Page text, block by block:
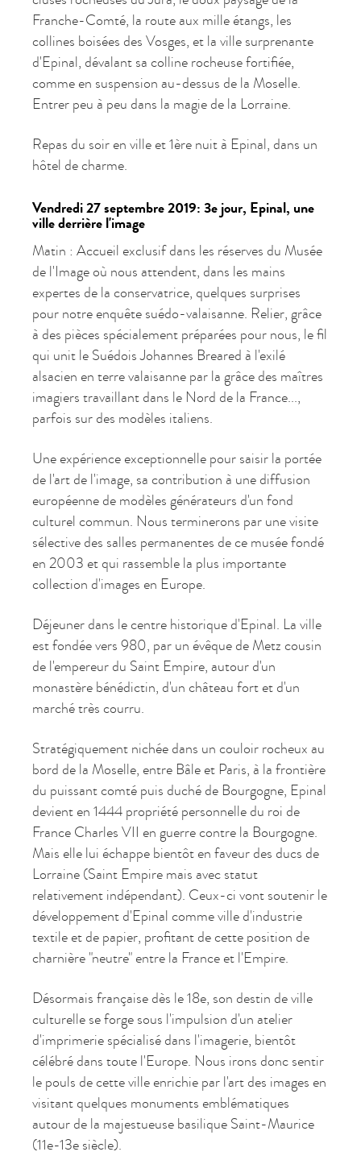
Franche-Comté, la route aux mille étangs, les
collines boisées des Vosges, et la ville surprenante
d'Epinal, dévalant sa colline rocheuse fortifiée,
comme en suspension au-dessus de la Moselle.
Entrer peu à peu dans la magie de la Lorraine.
Repas du soir en ville et 1ère nuit à Epinal, dans un
hôtel de charme.
Vendredi 27 septembre 2019: 3e jour, Epinal, une
ville derrière l'image
Matin : Accueil exclusif dans les réserves du Musée
de l'Image où nous attendent, dans les mains
expertes de la conservatrice, quelques surprises
pour notre enquête suédo-valaisanne. Relier, grâce
à des pièces spécialement préparées pour nous, le fil
qui unit le Suédois Johannes Breared à l'exilé
alsacien en terre valaisanne par la grâce des maîtres
imagiers travaillant dans le Nord de la France...,
parfois sur des modèles italiens.
Une expérience exceptionnelle pour saisir la portée
de l'art de l'image, sa contribution à une diffusion
européenne de modèles générateurs d'un fond
culturel commun. Nous terminerons par une visite
sélective des salles permanentes de ce musée fondé
en 2003 et qui rassemble la plus importante
collection d'images en Europe.
Déjeuner dans le centre historique d'Epinal. La ville
est fondée vers 980, par un évêque de Metz cousin
de l'empereur du Saint Empire, autour d'un
monastère bénédictin, d'un château fort et d'un
marché très courru.
Stratégiquement nichée dans un couloir rocheux au
bord de la Moselle, entre Bâle et Paris, à la frontière
du puissant comté puis duché de Bourgogne, Epinal
devient en 1444 propriété personnelle du roi de
France Charles VII en guerre contre la Bourgogne.
Mais elle lui échappe bientôt en faveur des ducs de
Lorraine (Saint Empire mais avec statut
relativement indépendant). Ceux-ci vont soutenir le
développement d'Epinal comme ville d'industrie
textile et de papier, profitant de cette position de
charnière "neutre" entre la France et l'Empire.
Désormais française dès le 18e, son destin de ville
culturelle se forge sous l'impulsion d'un atelier
d'imprimerie spécialisé dans l'imagerie, bientôt
célébré dans toute l'Europe. Nous irons donc sentir
le pouls de cette ville enrichie par l'art des images en
visitant quelques monuments emblématiques
autour de la majestueuse basilique Saint-Maurice
(11e-13e siècle).